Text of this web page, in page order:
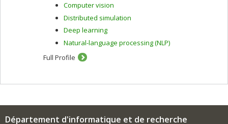
Computer vision
Distributed simulation
Deep learning
Natural-language processing (NLP)
Full Profile
Département d'informatique et de recherche